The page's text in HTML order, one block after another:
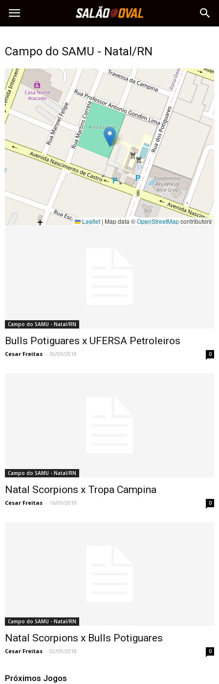
Campo do SAMU - Natal/RN
Leaflet | Map data ©OpenStreetMapcontributors
Campo do SAMU - Natal/RN
Bulls Potiguares x UFERSA Petroleiros
Cesar Freitas - 30/09/2018 0
Campo do SAMU - Natal/RN
Natal Scorpions x Tropa Campina
Cesar Freitas - 16/09/2018 0
Campo do SAMU - Natal/RN
Natal Scorpions x Bulls Potiguares
Cesar Freitas - 02/09/2018 0
Próximos Jogos